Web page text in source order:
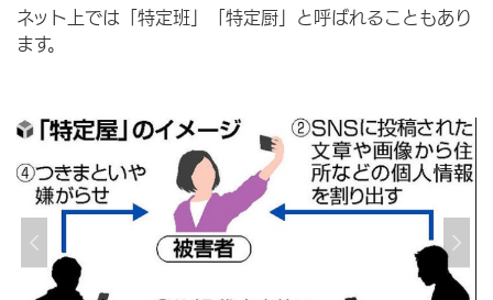
ネット上では「特定班」「特定厨」と呼ばれることもあり
ます。